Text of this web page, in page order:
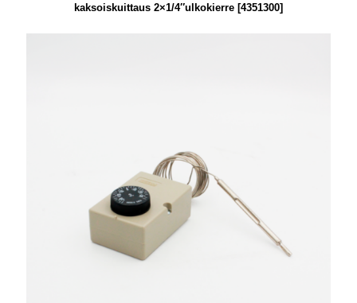
kaksoiskuittaus 2×1/4″ulkokierre [4351300]